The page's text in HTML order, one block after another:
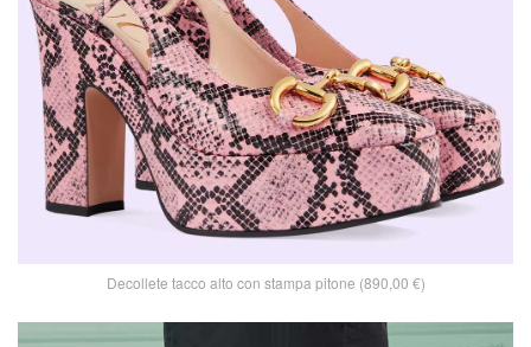
Decollete tacco alto con stampa pitone (890,00 €)